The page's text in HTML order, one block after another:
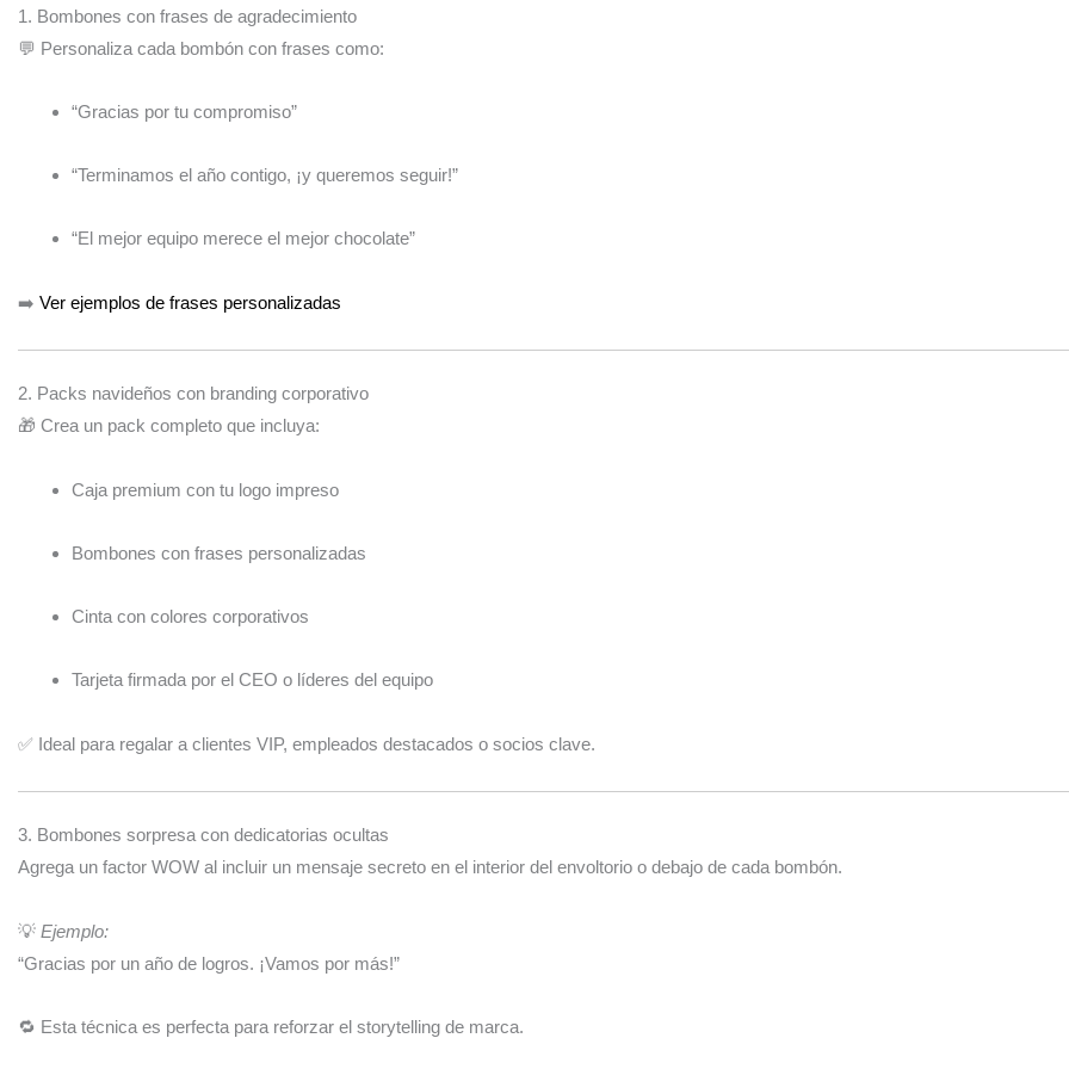
1. Bombones con frases de agradecimiento
💬 Personaliza cada bombón con frases como:
“Gracias por tu compromiso”
“Terminamos el año contigo, ¡y queremos seguir!”
“El mejor equipo merece el mejor chocolate”
➡️ Ver ejemplos de frases personalizadas
2. Packs navideños con branding corporativo
🎁 Crea un pack completo que incluya:
Caja premium con tu logo impreso
Bombones con frases personalizadas
Cinta con colores corporativos
Tarjeta firmada por el CEO o líderes del equipo
✅ Ideal para regalar a clientes VIP, empleados destacados o socios clave.
3. Bombones sorpresa con dedicatorias ocultas
Agrega un factor WOW al incluir un mensaje secreto en el interior del envoltorio o debajo de cada bombón.
💡 Ejemplo:
“Gracias por un año de logros. ¡Vamos por más!”
🔁 Esta técnica es perfecta para reforzar el storytelling de marca.